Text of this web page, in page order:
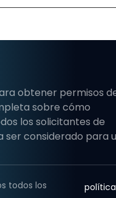
obtener permisos
sobre cómo
los solicitantes de
ser considerado para
todos los